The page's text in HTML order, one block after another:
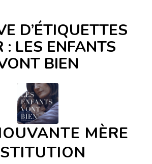
D’ÉTIQUETTES
: LES ENFANTS
BIEN
MÈRE